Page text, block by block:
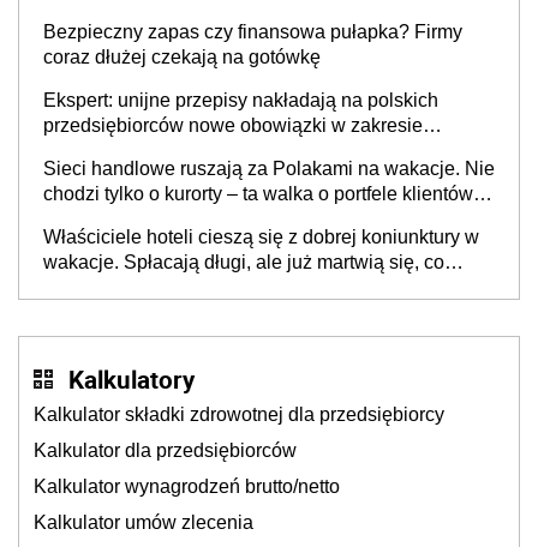
Bezpieczny zapas czy finansowa pułapka? Firmy
coraz dłużej czekają na gotówkę
Ekspert: unijne przepisy nakładają na polskich
przedsiębiorców nowe obowiązki w zakresie
Sieci handlowe ruszają za Polakami na wakacje. Nie
chodzi tylko o kurorty – ta walka o portfele klientów
cichu
Właściciele hoteli cieszą się z dobrej koniunktury w
wakacje. Spłacają długi, ale już martwią się, co
Kalkulatory
Kalkulator składki zdrowotnej dla przedsiębiorcy
Kalkulator dla przedsiębiorców
Kalkulator wynagrodzeń brutto/netto
Kalkulator umów zlecenia